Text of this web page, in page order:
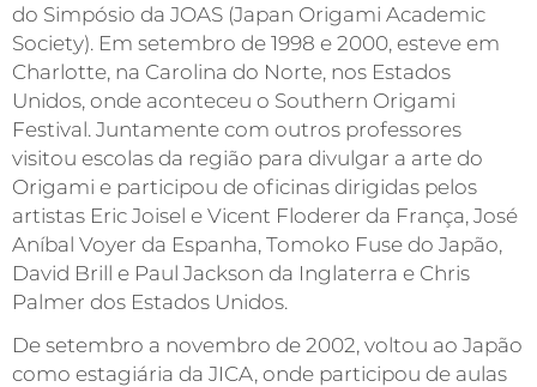
do Simpósio da JOAS (Japan Origami Academic
Society). Em setembro de 1998 e 2000, esteve em
Charlotte, na Carolina do Norte, nos Estados
Unidos, onde aconteceu o Southern Origami
Festival. Juntamente com outros professores
visitou escolas da região para divulgar a arte do
Origami e participou de oficinas dirigidas pelos
artistas Eric Joisel e Vicent Floderer da França, José
Aníbal Voyer da Espanha, Tomoko Fuse do Japão,
David Brill e Paul Jackson da Inglaterra e Chris
Palmer dos Estados Unidos.
De setembro a novembro de 2002, voltou ao Japão
como estagiária da JICA, onde participou de aulas